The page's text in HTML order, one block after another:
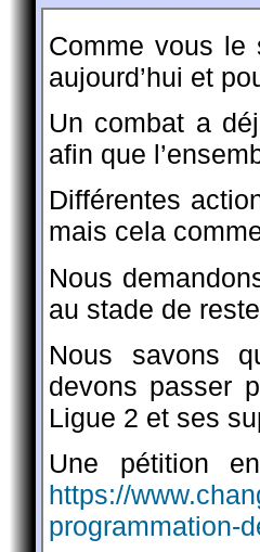
Comme vous le
aujourd’hui et
Un combat a
afin que
Différentes
mais cela
Nous
au stade de
Nous savons
devons passer
Ligue 2 et ses
Une pétition
https://
programmation-